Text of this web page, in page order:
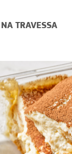
TRAVESSA